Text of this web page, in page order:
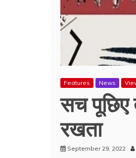
Features News
सच पूछिए
रखता
September 29, 2022